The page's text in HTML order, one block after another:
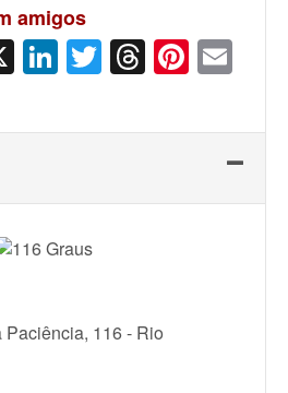
amigos
X LinkedIn
Twitter
Threads
Paciência, 116 - Rio